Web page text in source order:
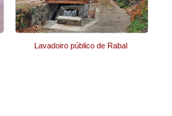
Lavadoiro público de Rabal